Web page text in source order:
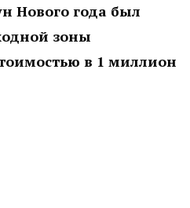
Нового года был
зоны
в 1 миллион